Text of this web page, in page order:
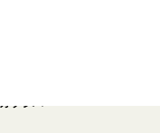
ラシバ